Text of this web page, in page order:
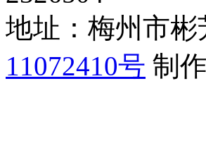
地址：梅州市
11072410号 制